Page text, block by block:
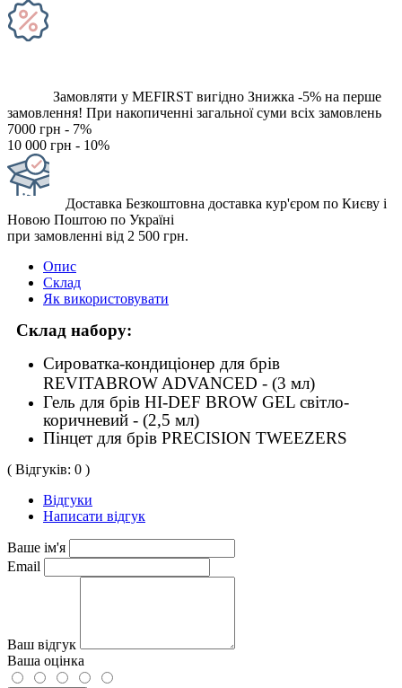
Замовляти у MEFIRST вигідно Знижка -5% на перше
замовлення! При накопиченні загальної суми всіх замовлень
7000 грн - 7%
10 000 грн - 10%
Доставка Безкоштовна доставка кур'єром по Києву і
Новою Поштою по Україні
при замовленні від 2 500 грн.
Опис
Склад
Як використовувати
Склад набору:
Сироватка-кондиціонер для брів
REVITABROW ADVANCED - (3 мл)
Гель для брів HI-DEF BROW GEL світло-
коричневий - (2,5 мл)
Пінцет для брів PRECISION TWEEZERS
( Відгуків: 0 )
Відгуки
Написати відгук
Ваше ім'я
Email
Ваш відгук
Ваша оцінка